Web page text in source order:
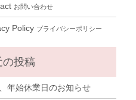
お問い合わせ
Policy プライバシーポリシー
年始休業日のお知らせ